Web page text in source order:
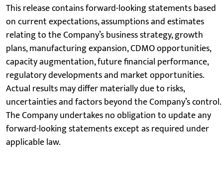
This release contains forward-looking statements based
on current expectations, assumptions and estimates
relating to the Company’s business strategy, growth
plans, manufacturing expansion, CDMO opportunities,
capacity augmentation, future financial performance,
regulatory developments and market opportunities.
Actual results may differ materially due to risks,
uncertainties and factors beyond the Company’s control.
The Company undertakes no obligation to update any
forward-looking statements except as required under
applicable law.